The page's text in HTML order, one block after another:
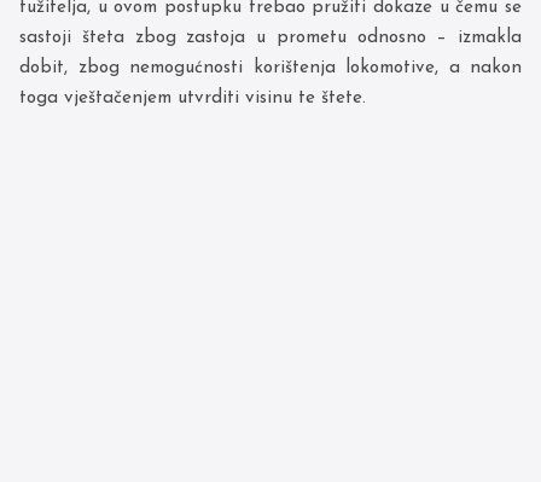
tužitelja, u ovom postupku trebao pružiti dokaze u čemu se
sastoji šteta zbog zastoja u prometu odnosno – izmakla
dobit, zbog nemogućnosti korištenja lokomotive, a nakon
toga vještačenjem utvrditi visinu te štete.